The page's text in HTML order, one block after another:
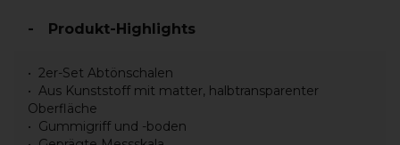
Produkt-Highlights
2er-Set Abtönschalen
Aus Kunststoff mit matter, halbtransparenter
Oberfläche
Gummigriff und -boden